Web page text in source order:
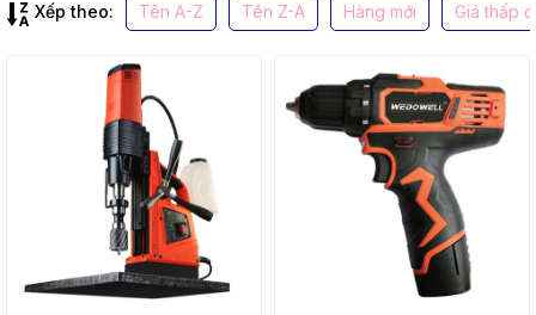
Xếp theo: Tên A-Z Tên Z-A Hàng mới Giá thấp